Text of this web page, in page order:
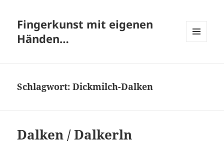
Fingerkunst mit eigenen
Händen…
Schlagwort:Dickmilch-Dalken
Dalken / Dalkerln